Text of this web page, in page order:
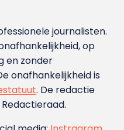
journalisten.
op
en zonder
onafhankelijkheid is
. De redactie